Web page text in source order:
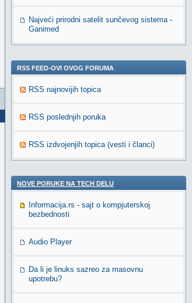
Najveći prirodni satelit sunčevog sistema -
Ganimed
RSS FEED-OVI OVOG FORUMA
RSS najnovijih topica
RSS poslednjih poruka
RSS izdvojenjih topica (vesti i članci)
NOVE PORUKE NA TECH DELU
Informacija.rs - sajt o kompjuterskoj
bezbednosti
Audio Player
Da li je linuks sazreo za masovnu
upotrebu?